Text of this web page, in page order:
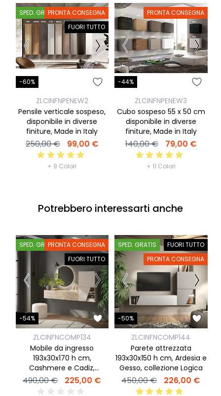
SPED. GRATISPRONTA CONSEGNA
FUORI TUTTO
-60%
ZLCINFNPENEW2
Pensile verticale sospeso,
disponibile in diverse
finiture, Made in Italy
250,00 € 99,00 €
+ 9 Colori
PRONTA CONSEGNA
-44%
ZLCINFNPENEW3
Cubo sospeso 55 x 50 cm
disponibile in diverse
finiture, Made in Italy
140,00 € 79,00 €
+ 11 Colori
Potrebbero interessarti anche
SPED. GRATISPRONTA CONSEGNA
FUORI TUTTO
-54%
ZLCINFNCOMP134
Mobile da ingresso
193x30x170 h cm,
Cashmere e Cadiz,
collezione Logica
490,00 € 225,00 €
SPED. GRATIS
FUORI TUTTO
PRONTA CONSEGNA
-50%
ZLCINFNCOMP144
Parete attrezzata
193x30x150 h cm, Ardesia e
Gesso, collezione Logica
450,00 € 226,00 €